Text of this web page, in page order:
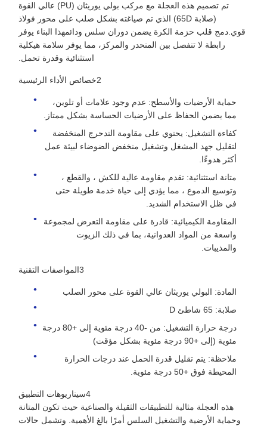
تم تصميم هذه العجلة مع مركب بولي يوريثان (PU) عالي القوة
(صلابة 65D) الذي تم صياغته بشكل صلب على محور فولاذ
قوي.دمج قلب حزمة الكرة يضمن دوران سلس ودائمهذا البناء يوفر
رابطة لا تنفصل بين المنحدر والمركز، مما يوفر سلامة هيكلية
استثنائية وقدرة تحمل.
2خصائص الأداء الرئيسية
حماية الأرضيات والأسطح: عدم وجود علامات أو تلوين،
مما يضمن الحفاظ على الأرضيات الحساسة بشكل ممتاز.
كفاءة التشغيل: يحتوي على مقاومة التدحرج المنخفضة
لتقليل جهد المشغل وتشغيل منخفض الضوضاء لبيئة عمل
أكثر هدوءًا.
متانة استثنائية: تقدم مقاومة عالية للكش ، والقطع ،
وتوسيع الدموع ، مما يؤدي إلى حياة خدمة طويلة حتى
في ظل الاستخدام الشديد.
المقاومة الكيميائية: قادرة على مقاومة التعرض لمجموعة
واسعة من المواد العدوانية، بما في ذلك الزيوت
والمذيبات.
3المواصفات التقنية
المادة: البولي يوريثان عالي القوة على محور الصلب
صلابة: 65 شاطئ D
درجة حرارة التشغيل: من -40 درجة مئوية إلى +80 درجة
مئوية (إلى +90 درجة مئوية بشكل مؤقت)
ملاحظة: يتم تقليل قدرة الحمل عند درجات الحرارة
المحيطة فوق +50 درجة مئوية.
4سيناريوهات التطبيق
هذه العجلة مثالية للتطبيقات الثقيلة والصناعية حيث تكون المتانة
وحماية الأرضية والتشغيل السلس أمرًا بالغ الأهمية. وتشمل حالات